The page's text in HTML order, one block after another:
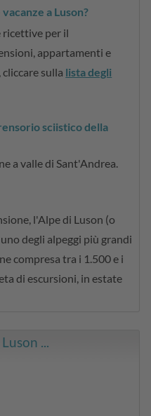
a Luson?
per il
appartamenti e
sulla lista degli
sciistico della
a valle di Sant'Andrea.
l'Alpe di Luson (o
degli alpeggi più grandi
compresa tra i 1.500 e i
di escursioni, in estate
...